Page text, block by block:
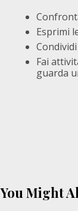
Esprimi
Fai
guarda
You Might